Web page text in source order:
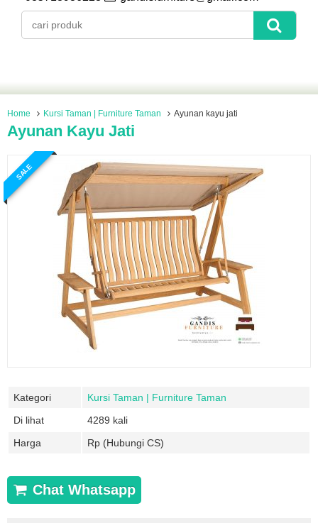
Home Kursi Taman | Furniture Taman Ayunan kayu jati
Ayunan Kayu Jati
SALE
Kategori
Kursi Taman | Furniture Taman
Di lihat
4289 kali
Harga
Rp (Hubungi CS)
Chat Whatsapp